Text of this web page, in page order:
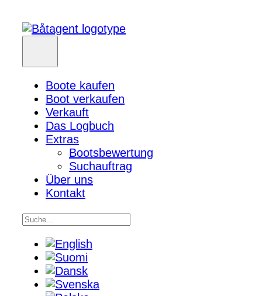
Boote kaufen
Boot verkaufen
Verkauft
Das Logbuch
Extras
Bootsbewertung
Suchauftrag
Über uns
Kontakt